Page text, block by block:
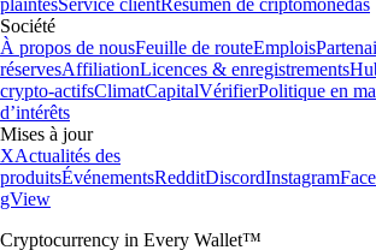
plaintesService clientResumen de criptomonedas
Société
À propos de nousFeuille de routeEmplois
réservesAffiliationLicences & enregistrements
crypto-actifsClimatCapitalVérifierPolitique en
d’intérêts
Mises à jour
XActualités des
produitsÉvénementsRedditDiscordInstagram
gView
Cryptocurrency in Every Wallet™